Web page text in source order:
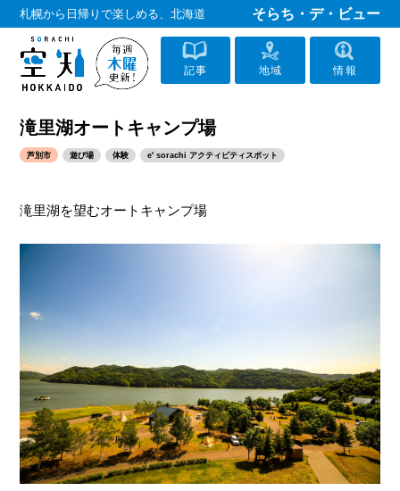
札幌から日帰りで楽しめる、北海道 そらち・デ・ビュー
記事 地域 情報
滝里湖オートキャンプ場
芦別市 遊び場 体験 e' sorachi アクティビティスポット
滝里湖を望むオートキャンプ場